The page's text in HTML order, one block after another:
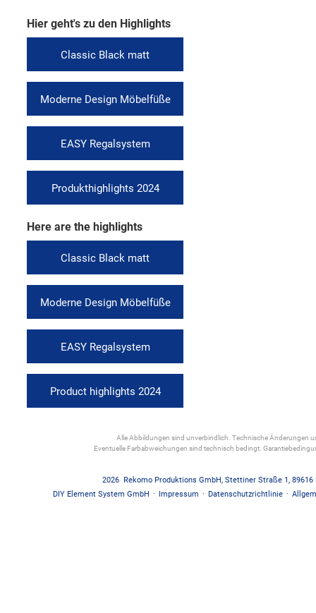
Hier geht's zu den Highlights
Classic Black matt
Moderne Design Möbelfüße
EASY Regalsystem
Produkthighlights 2024
Here are the highlights
Classic Black matt
Moderne Design Möbelfüße
EASY Regalsystem
Product highlights 2024
Alle Abbildungen sind unverbindlich. Technische Änderungen
Eventuelle Farbabweichungen sind technisch bedingt.
2026 Rekomo Produktions GmbH, Stettiner Straße 1, 89616
DIY Element System GmbH · Impressum · Datenschutzrichtlinie ·